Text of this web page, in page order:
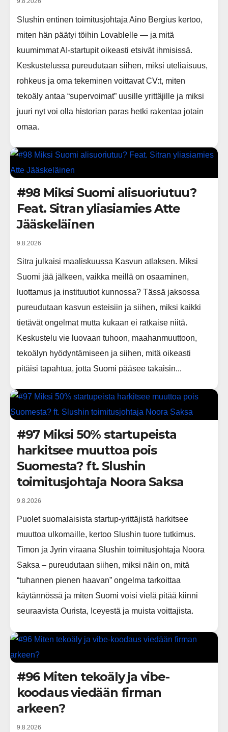
Slushin entinen toimitusjohtaja Aino Bergius kertoo,
miten hän päätyi töihin Lovablelle — ja mitä
kuumimmat AI-startupit oikeasti etsivät ihmisissä.
Keskustelussa pureudutaan siihen, miksi uteliaisuus,
rohkeus ja oma tekeminen voittavat CV:t, miten
tekoäly antaa “supervoimat” uusille yrittäjille ja miksi
juuri nyt voi olla historian paras hetki rakentaa jotain
omaa.
#98 Miksi Suomi alisuoriutuu?
Feat. Sitran yliasiamies Atte
Jääskeläinen
9.8.2026
Sitra julkaisi maaliskuussa Kasvun atlaksen. Miksi
Suomi jää jälkeen, vaikka meillä on osaaminen,
luottamus ja instituutiot kunnossa? Tässä jaksossa
pureudutaan kasvun esteisiin ja siihen, miksi kaikki
tietävät ongelmat mutta kukaan ei ratkaise niitä.
Keskustelu vie luovaan tuhoon, maahanmuuttoon,
tekoälyn hyödyntämiseen ja siihen, mitä oikeasti
pitäisi tapahtua, jotta Suomi pääsee takaisin...
#97 Miksi 50% startupeista
harkitsee muuttoa pois
Suomesta? ft. Slushin
toimitusjohtaja Noora Saksa
9.8.2026
Puolet suomalaisista startup-yrittäjistä harkitsee
muuttoa ulkomaille, kertoo Slushin tuore tutkimus.
Timon ja Jyrin viraana Slushin toimitusjohtaja Noora
Saksa – pureudutaan siihen, miksi näin on, mitä
“tuhannen pienen haavan” ongelma tarkoittaa
käytännössä ja miten Suomi voisi vielä pitää kiinni
seuraavista Ourista, Iceyestä ja muista voittajista.
#96 Miten tekoäly ja vibe-
koodaus viedään firman
arkeen?
9.8.2026